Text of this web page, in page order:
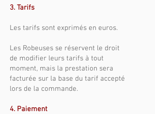
3. Tarifs
Les tarifs sont exprimés en euros.
Les Robeuses se réservent le droit
de modifier leurs tarifs à tout
moment, mais la prestation sera
facturée sur la base du tarif accepté
lors de la commande.
4. Paiement